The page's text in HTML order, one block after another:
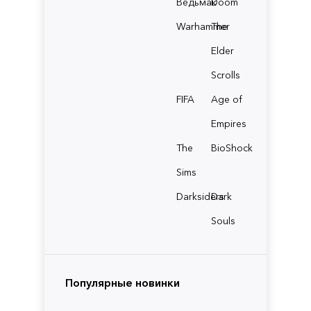
Warhammer
The
Elder
Scrolls
FIFA
Age of
Empires
The
Sims
BioShock
Darksiders
Dark
Souls
Популярные новинки